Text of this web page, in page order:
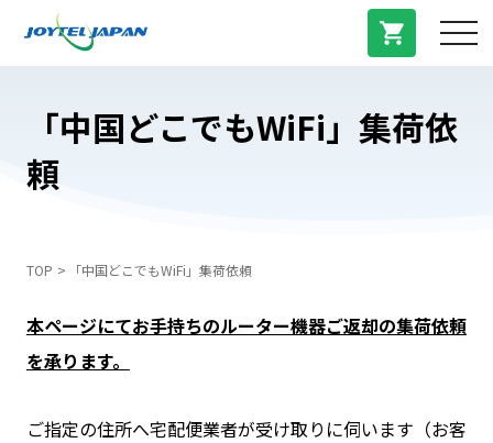
料金プラン
よくある質問
「中国どこでもWiFi」集荷依
頼
TOP 「中国どこでもWiFi」集荷依頼
本ページにてお手持ちのルーター機器ご返却の集荷依頼
を承ります。
ご指定の住所へ宅配便業者が受け取りに伺います（お客